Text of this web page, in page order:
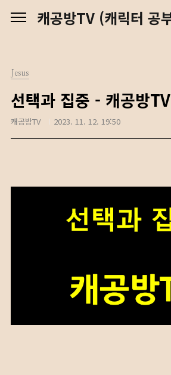
Jesus
선택과 집중 - 캐공방TV
캐공방TV 2023. 11. 12. 19:50